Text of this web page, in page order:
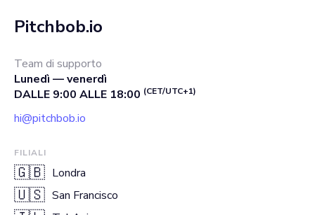
Pitchbob.io
Team di supporto
Lunedì — venerdì
DALLE 9:00 ALLE 18:00 (CET/UTC+1)
hi@pitchbob.io
FILIALI
🇬🇧 Londra
🇺🇸 San Francisco